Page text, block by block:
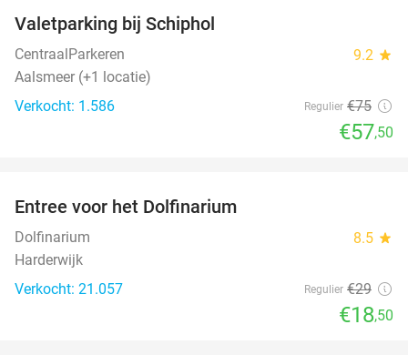
Valetparking bij Schiphol
CentraalParkeren 9.2 star
Aalsmeer (+1 locatie)
Verkocht: 1.586
Regulier €75
€57,50
Entree voor het Dolfinarium
Dolfinarium 8.5 star
Harderwijk
Verkocht: 21.057
Regulier €29
€18,50